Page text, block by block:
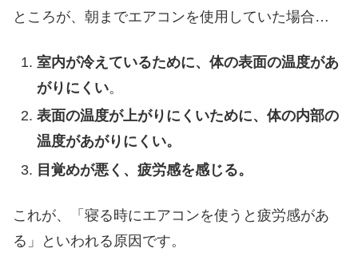
ところが、朝までエアコンを使用していた場合…
室内が冷えているために、体の表面の温度があ
がりにくい。
表面の温度が上がりにくいために、体の内部の
温度があがりにくい。
目覚めが悪く、疲労感を感じる。
これが、「寝る時にエアコンを使うと疲労感があ
る」といわれる原因です。